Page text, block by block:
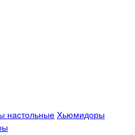
настольные Хьюмидоры